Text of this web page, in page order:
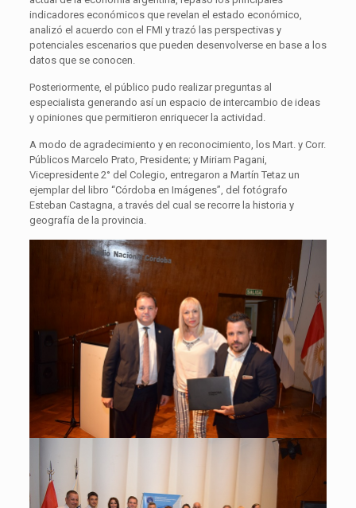
indicadores económicos que revelan el estado económico,
analizó el acuerdo con el FMI y trazó las perspectivas y
potenciales escenarios que pueden desenvolverse en base a los
datos que se conocen.
Posteriormente, el público pudo realizar preguntas al
especialista generando así un espacio de intercambio de ideas
y opiniones que permitieron enriquecer la actividad.
A modo de agradecimiento y en reconocimiento, los Mart. y Corr.
Públicos Marcelo Prato, Presidente; y Miriam Pagani,
Vicepresidente 2° del Colegio, entregaron a Martín Tetaz un
ejemplar del libro “Córdoba en Imágenes”, del fotógrafo
Esteban Castagna, a través del cual se recorre la historia y
geografía de la provincia.